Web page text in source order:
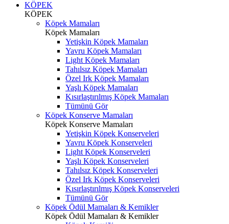
KÖPEK
KÖPEK
Köpek Mamaları
Köpek Mamaları
Yetişkin Köpek Mamaları
Yavru Köpek Mamaları
Light Köpek Mamaları
Tahılsız Köpek Mamaları
Özel Irk Köpek Mamaları
Yaşlı Köpek Mamaları
Kısırlaştırılmış Köpek Mamaları
Tümünü Gör
Köpek Konserve Mamaları
Köpek Konserve Mamaları
Yetişkin Köpek Konserveleri
Yavru Köpek Konserveleri
Light Köpek Konserveleri
Yaşlı Köpek Konserveleri
Tahılsız Köpek Konserveleri
Özel Irk Köpek Konserveleri
Kısırlaştırılmış Köpek Konserveleri
Tümünü Gör
Köpek Ödül Mamaları & Kemikler
Köpek Ödül Mamaları & Kemikler